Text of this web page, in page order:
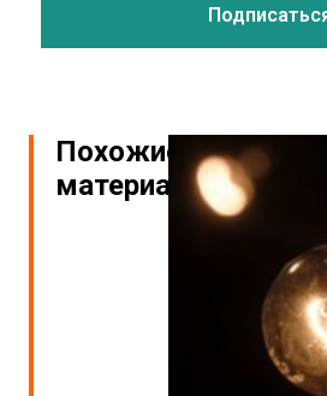
Похожие
материалы